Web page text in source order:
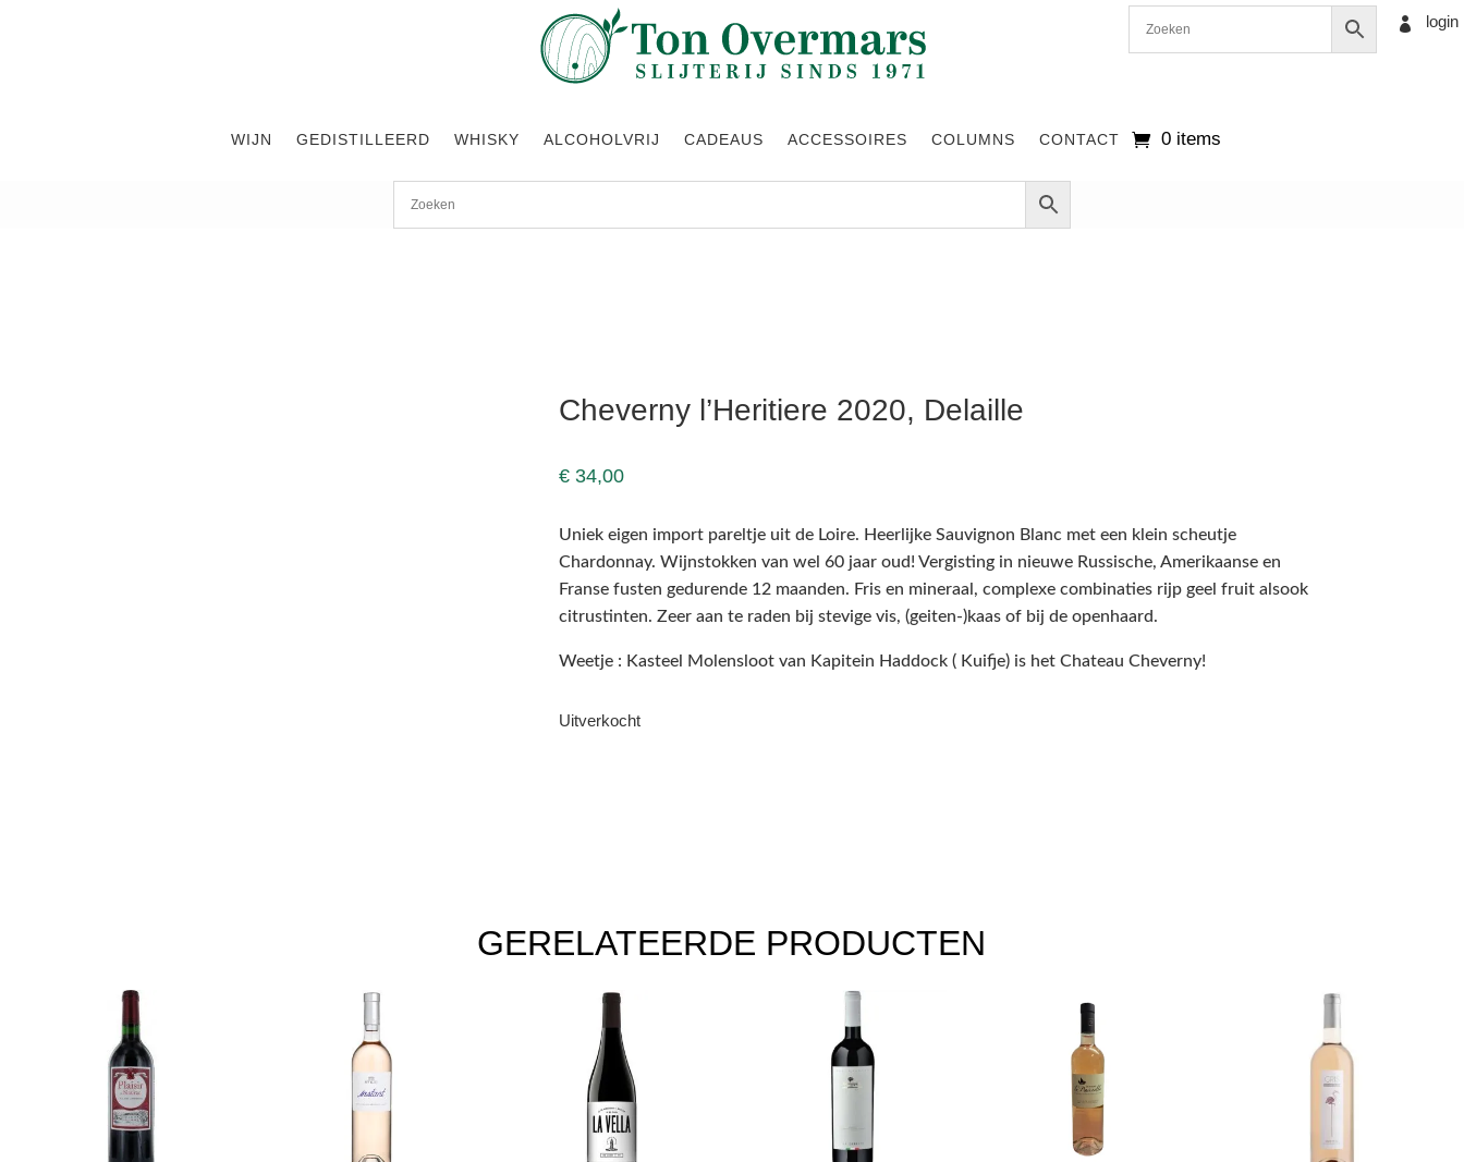
WIJN GEDISTILLEERD WHISKY ALCOHOLVRIJ CADEAUS ACCESSOIRES COLUMNS CONTACT 0 items
 login
Cheverny l’Heritiere 2020, Delaille
€34,00
Uniek eigen import pareltje uit de Loire. Heerlijke Sauvignon Blanc met een klein scheutje
Chardonnay. Wijnstokken van wel 60 jaar oud! Vergisting in nieuwe Russische, Amerikaanse en
Franse fusten gedurende 12 maanden. Fris en mineraal, complexe combinaties rijp geel fruit alsook
citrustinten. Zeer aan te raden bij stevige vis, (geiten-)kaas of bij de openhaard.
Weetje : Kasteel Molensloot van Kapitein Haddock ( Kuifje) is het Chateau Cheverny!
Uitverkocht
GERELATEERDE PRODUCTEN